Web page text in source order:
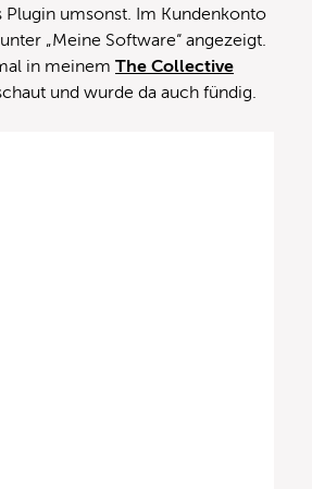
Plugin umsonst. Im Kundenkonto
„Meine Software“ angezeigt.
in meinem The Collective
und wurde da auch fündig.